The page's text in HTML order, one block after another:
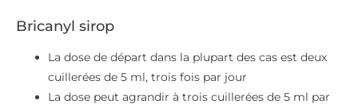
Bricanyl sirop
La dose de départ dans la plupart des cas est deux
cuillerées de 5 ml, trois fois par jour
La dose peut agrandir à trois cuillerées de 5 ml par